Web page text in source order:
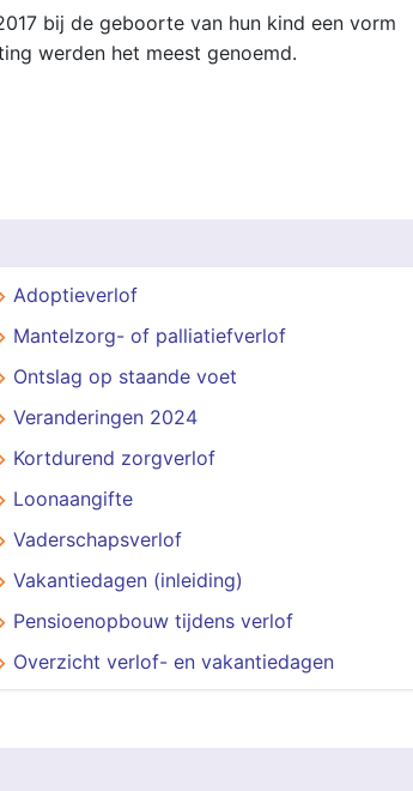
bij de geboorte van hun kind een vorm
werden het meest genoemd.
Adoptieverlof
Mantelzorg- of palliatiefverlof
Ontslag op staande voet
Veranderingen 2024
Kortdurend zorgverlof
Loonaangifte
Vaderschapsverlof
Vakantiedagen (inleiding)
Pensioenopbouw tijdens verlof
Overzicht verlof- en vakantiedagen